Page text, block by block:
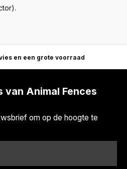
en een grote voorraad
van Animal Fences
om op de hoogte te